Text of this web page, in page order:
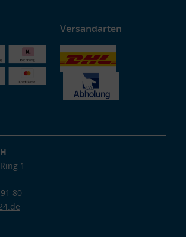
Versandarten
1
80